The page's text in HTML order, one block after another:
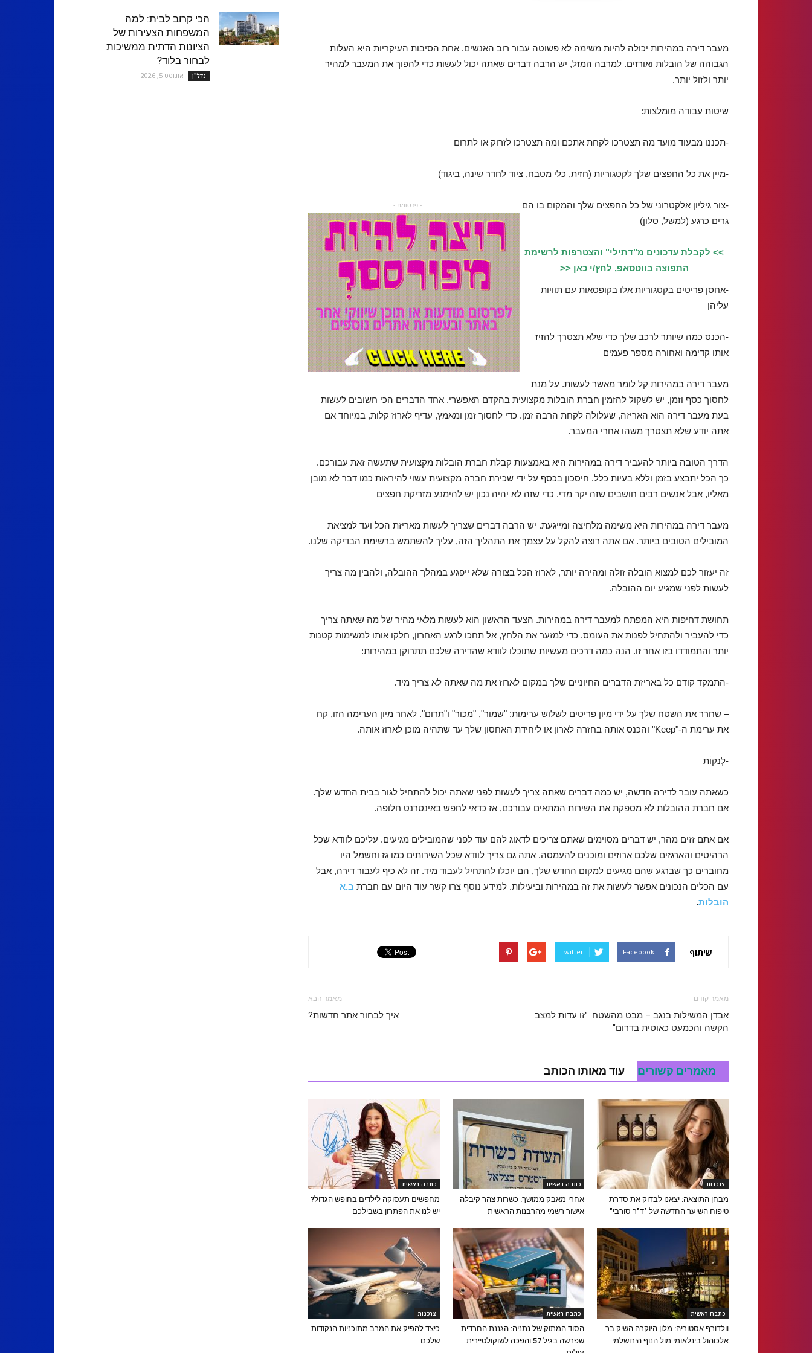
מעבר דירה במהירות יכולה להיות משימה לא פשוטה עבור רוב האנשים. אחת הסיבות העיקריות היא העלות
הגבוהה של הובלות ואורזים. למרבה המזל, יש הרבה דברים שאתה יכול לעשות כדי להפוך את המעבר למהיר
יותר ולזול יותר.
שיטות עבודה מומלצות:
-תכננו מבעוד מועד מה תצטרכו לקחת אתכם ומה תצטרכו לזרוק או לתרום
-מיין את כל החפצים שלך לקטגוריות (חזית, כלי מטבח, ציוד לחדר שינה, ביגוד)
- פרסומת -
-צור גיליון אלקטרוני של כל החפצים שלך והמקום בו הם
גרים כרגע (למשל, סלון)
>> לקבלת עדכונים מ"דתילי" והצטרפות לרשימת
התפוצה בווטסאפ, לחץ/י כאן <<
-אחסן פריטים בקטגוריות אלו בקופסאות עם תוויות
עליהן
-הכנס כמה שיותר לרכב שלך כדי שלא תצטרך להזיז
אותו קדימה ואחורה מספר פעמים
מעבר דירה במהירות קל לומר מאשר לעשות. על מנת
לחסוך כסף וזמן, יש לשקול להזמין חברת הובלות מקצועית בהקדם האפשרי. אחד הדברים הכי חשובים לעשות
בעת מעבר דירה הוא האריזה, שעלולה לקחת הרבה זמן. כדי לחסוך זמן ומאמץ, עדיף לארוז קלות, במיוחד אם
אתה יודע שלא תצטרך משהו אחרי המעבר.
הדרך הטובה ביותר להעביר דירה במהירות היא באמצעות קבלת חברת הובלות מקצועית שתעשה זאת עבורכם.
כך הכל יתבצע בזמן וללא בעיות כלל. חיסכון בכסף על ידי שכירת חברה מקצועית עשוי להיראות כמו דבר לא מובן
מאליו, אבל אנשים רבים חושבים שזה יקר מדי. כדי שזה לא יהיה נכון יש להימנע מזריקת חפצים
מעבר דירה במהירות היא משימה מלחיצה ומייגעת. יש הרבה דברים שצריך לעשות מאריזת הכל ועד למציאת
המובילים הטובים ביותר. אם אתה רוצה להקל על עצמך את התהליך הזה, עליך להשתמש ברשימת הבדיקה שלנו.
זה יעזור לכם למצוא הובלה זולה ומהירה יותר, לארוז הכל בצורה שלא ייפגע במהלך ההובלה, ולהבין מה צריך
לעשות לפני שמגיע יום ההובלה.
תחושת דחיפות היא המפתח למעבר דירה במהירות. הצעד הראשון הוא לעשות מלאי מהיר של מה שאתה צריך
כדי להעביר ולהתחיל לפנות את העומס. כדי למזער את הלחץ, אל תחכו לרגע האחרון, חלקו אותו למשימות קטנות
יותר והתמודדו בזו אחר זו. הנה כמה דרכים מעשיות שתוכלו לוודא שהדירה שלכם תתרוקן במהירות:
-התמקד קודם כל באריזת הדברים החיוניים שלך במקום לארוז את מה שאתה לא צריך מיד.
– שחרר את השטח שלך על ידי מיון פריטים לשלוש ערימות: "שמור", "מכור" ו"תרום". לאחר מיון הערימה הזו, קח
את ערימת ה-"Keep" והכנס אותה בחזרה לארון או ליחידת האחסון שלך עד שתהיה מוכן לארוז אותה.
-לְנַקוֹת
כשאתה עובר לדירה חדשה, יש כמה דברים שאתה צריך לעשות לפני שאתה יכול להתחיל לגור בבית החדש שלך.
אם חברת ההובלות לא מספקת את השירות המתאים עבורכם, אז כדאי לחפש באינטרנט חלופה.
אם אתם זזים מהר, יש דברים מסוימים שאתם צריכים לדאוג להם עוד לפני שהמובילים מגיעים. עליכם לוודא שכל
הרהיטים והארגזים שלכם ארוזים ומוכנים להעמסה. אתה גם צריך לוודא שכל השירותים כמו גז וחשמל היו
מחוברים כך שברגע שהם מגיעים למקום החדש שלך, הם יוכלו להתחיל לעבוד מיד. זה לא כיף לעבור דירה, אבל
עם הכלים הנכונים אפשר לעשות את זה במהירות וביעילות. למידע נוסף צרו קשר עוד היום עם חברת ב.א
הובלות.
שיתוף Facebook
Twitter
מאמר קודם
אבדן המשילות בנגב – מבט מהשטח: "זו עדות למצב
הקשה והכמעט כאוטית בדרום"
מאמר הבא
איך לבחור אתר חדשות?
מאמרים קשורים עוד מאותו הכותב
צרכנות
מבחן התוצאה: יצאנו לבדוק את סדרת
טיפוח השיער החדשה של "ד"ר סורבי"
כתבה ראשית
אחרי מאבק ממושך: כשרות צהר קיבלה
אישור רשמי מהרבנות הראשית
כתבה ראשית
מחפשים תעסוקה לילדים בחופש הגדול?
יש לנו את הפתרון בשבילכם
כתבה ראשית
וולדורף אסטוריה: מלון היוקרה השיק בר
אלכוהול בינלאומי מול הנוף הירושלמי
כתבה ראשית
הסוד המתוק של נתניה: הגננת החרדית
שפרשה בגיל 57 והפכה לשוקולטיירית
צרכנות
כיצד להפיק את המרב מתוכניות הנקודות
שלכם
הכי קרוב לבית: למה
המשפחות הצעירות של
הציונות הדתית ממשיכות
לבחור בלוד?
נדל''ן אוגוסט 5, 2026